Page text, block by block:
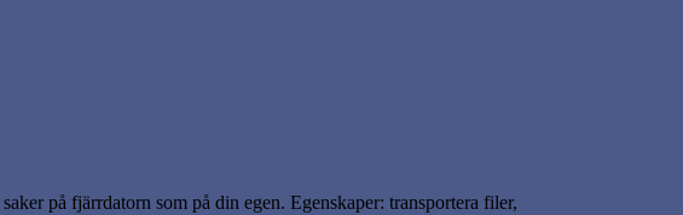
på fjärrdatorn som på din egen. Egenskaper: transportera filer,